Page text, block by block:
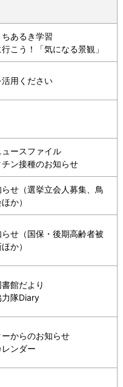
あるき学習
う！「気になる景観」
用ください
ースファイル
ン接種のお知らせ
せ（選挙立会人募集、鳥
か）
せ（国保・後期高齢者被
か）
館だより
隊Diary
からのお知らせ
ンダー